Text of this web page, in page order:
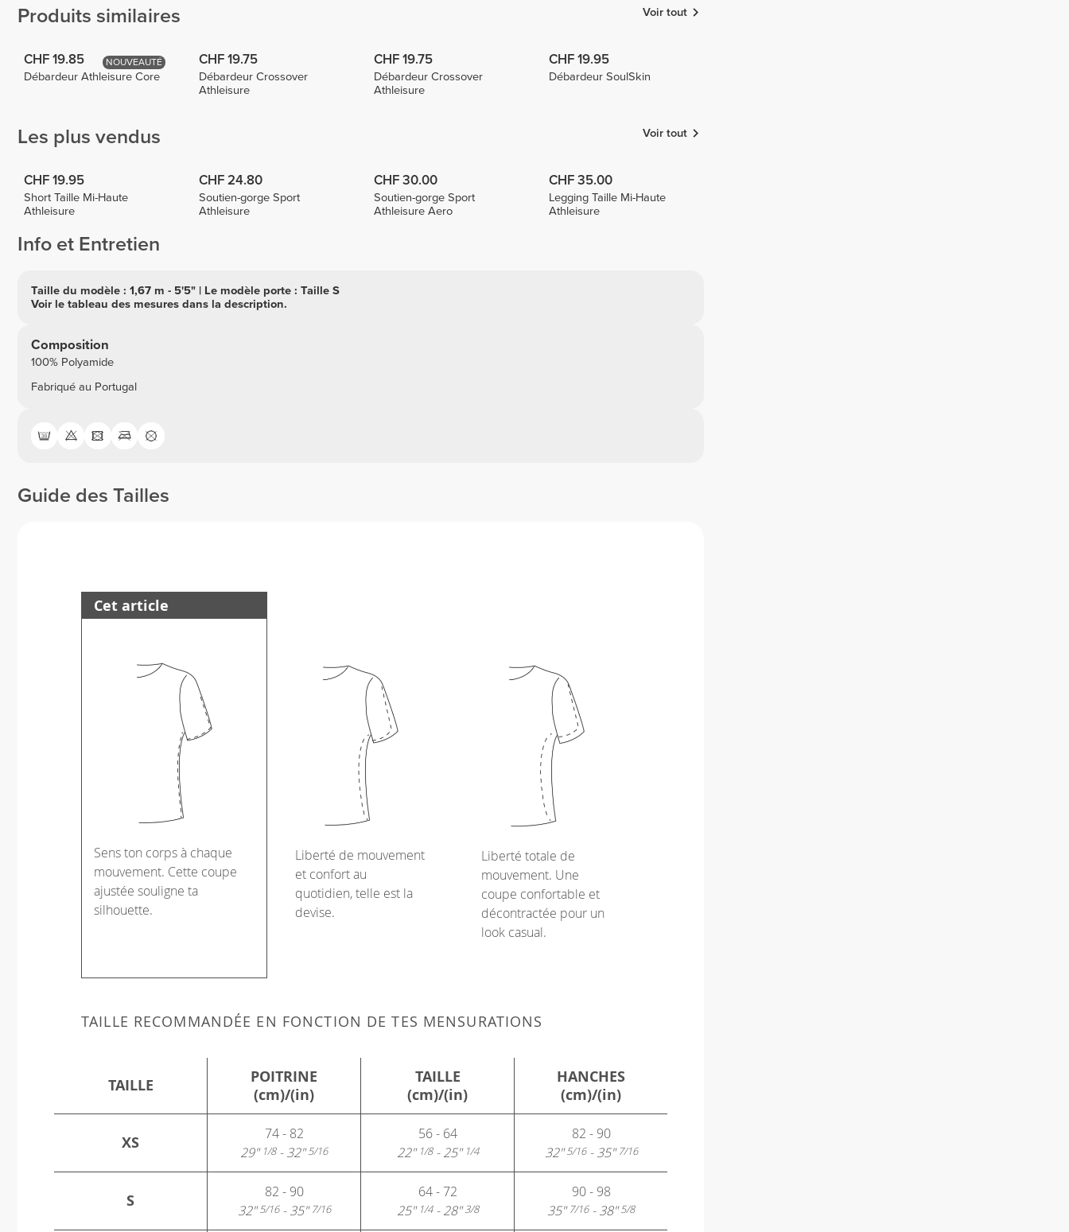
Produits similaires Voir tout
NOUVEAUTÉ
CHF 19.85
Débardeur Athleisure Core
CHF 19.75
Débardeur Crossover
Athleisure
CHF 19.75
Débardeur Crossover
Athleisure
CHF 19.95
Débardeur SoulSkin
Les plus vendus Voir tout
CHF 19.95
Short Taille Mi-Haute
Athleisure
CHF 24.80
Soutien-gorge Sport
Athleisure
CHF 30.00
Soutien-gorge Sport
Athleisure Aero
CHF 35.00
Legging Taille Mi-Haute
Athleisure
Info et Entretien
Taille du modèle : 1,67 m - 5'5" | Le modèle porte : Taille S
Voir le tableau des mesures dans la description.
Composition
100% Polyamide
Fabriqué au Portugal
Guide des Tailles
Cet article
Sens ton corps à chaque
mouvement. Cette coupe
ajustée souligne ta
silhouette.
Liberté de mouvement
et confort au
quotidien, telle est la
devise.
Liberté totale de
mouvement. Une
coupe confortable et
décontractée pour un
look casual.
TAILLE RECOMMANDÉE EN FONCTION DE TES MENSURATIONS
TAILLE
POITRINE
(cm)/(in)
TAILLE
(cm)/(in)
HANCHES
(cm)/(in)
XS
74 - 82
29"1/8- 32"5/16
56 - 64
22"1/8- 25"1/4
82 - 90
32"5/16- 35"7/16
S
82 - 90
32"5/16- 35"7/16
64 - 72
25"1/4- 28"3/8
90 - 98
35"7/16- 38"5/8